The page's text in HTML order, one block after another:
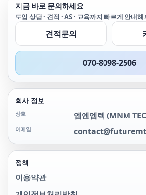
지금 바로 문의하세요
도입 상담 · 견적 · AS · 교육까지 빠르게 안내
견적문의
070-8098-2506
회사 정보
상호 엠엔엠텍 (MNM
이메일
정책
이용약관